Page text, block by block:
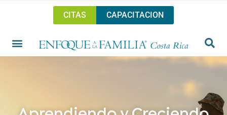
CITAS CAPACITACION